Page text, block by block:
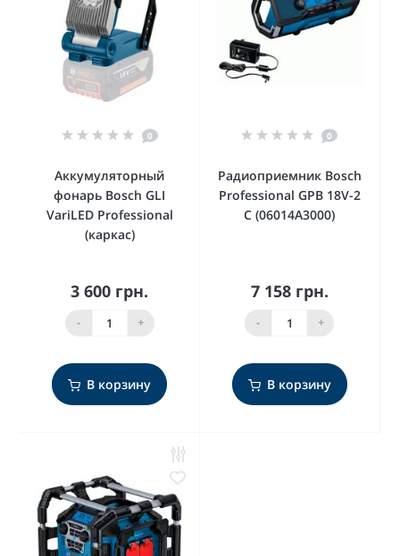
0
Аккумуляторный
фонарь Bosch GLI
VariLED Professional
(каркас)
3 600 грн.
- +
В корзину
0
Радиоприемник Bosch
Professional GPB 18V-2
C (06014A3000)
7 158 грн.
- +
В корзину